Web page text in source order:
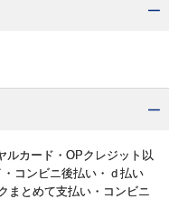
ルカード・OPクレジット以
コンビニ後払い・ｄ払い
まとめて支払い・コンビニ